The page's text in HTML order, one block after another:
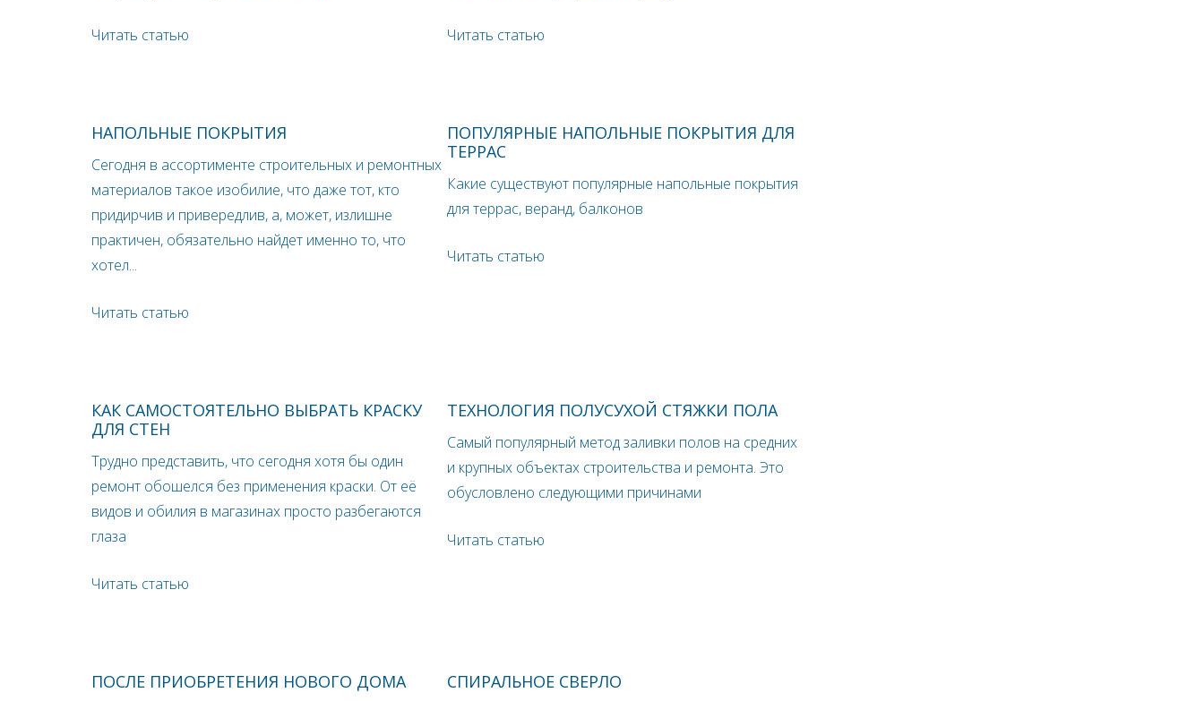
Читать статью Читать статью
НАПОЛЬНЫЕ ПОКРЫТИЯ
Сегодня в ассортименте строительных и ремонтных
материалов такое изобилие, что даже тот, кто
придирчив и привередлив, а, может, излишне
практичен, обязательно найдет именно то, что
хотел...
Читать статью
ПОПУЛЯРНЫЕ НАПОЛЬНЫЕ ПОКРЫТИЯ ДЛЯ
ТЕРРАС
Какие существуют популярные напольные покрытия
для террас, веранд, балконов
Читать статью
КАК САМОСТОЯТЕЛЬНО ВЫБРАТЬ КРАСКУ
ДЛЯ СТЕН
Трудно представить, что сегодня хотя бы один
ремонт обошелся без применения краски. От её
видов и обилия в магазинах просто разбегаются
глаза
Читать статью
ТЕХНОЛОГИЯ ПОЛУСУХОЙ СТЯЖКИ ПОЛА
Самый популярный метод заливки полов на средних
и крупных объектах строительства и ремонта. Это
обусловлено следующими причинами
Читать статью
ПОСЛЕ ПРИОБРЕТЕНИЯ НОВОГО ДОМА СПИРАЛЬНОЕ СВЕРЛО